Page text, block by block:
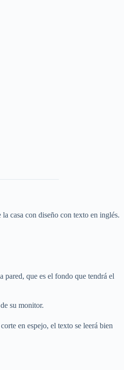
casa con diseño con texto en inglés.
pared, que es el fondo que tendrá el
su monitor.
en espejo, el texto se leerá bien